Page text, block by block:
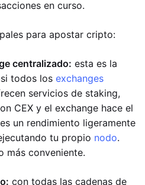
en curso.
para apostar cripto:
centralizado: esta es la
todos los exchanges
servicios de staking,
CEX y el exchange hace el
un rendimiento ligeramente
tu propio nodo.
más conveniente.
con todas las cadenas de